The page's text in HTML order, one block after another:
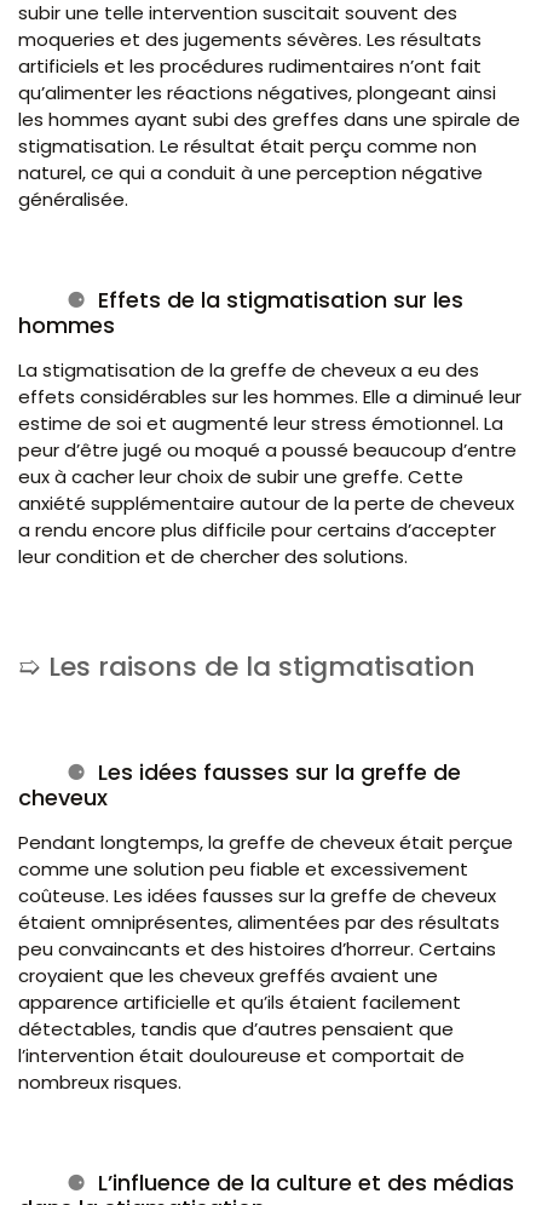
subir une telle intervention suscitait souvent des
moqueries et des jugements sévères. Les résultats
artificiels et les procédures rudimentaires n’ont fait
qu’alimenter les réactions négatives, plongeant ainsi
les hommes ayant subi des greffes dans une spirale de
stigmatisation. Le résultat était perçu comme non
naturel, ce qui a conduit à une perception négative
généralisée.
Effets de la stigmatisation sur les
hommes
La stigmatisation de la greffe de cheveux a eu des
effets considérables sur les hommes. Elle a diminué leur
estime de soi et augmenté leur stress émotionnel. La
peur d’être jugé ou moqué a poussé beaucoup d’entre
eux à cacher leur choix de subir une greffe. Cette
anxiété supplémentaire autour de la perte de cheveux
a rendu encore plus difficile pour certains d’accepter
leur condition et de chercher des solutions.
Les raisons de la stigmatisation
Les idées fausses sur la greffe de
cheveux
Pendant longtemps, la greffe de cheveux était perçue
comme une solution peu fiable et excessivement
coûteuse. Les idées fausses sur la greffe de cheveux
étaient omniprésentes, alimentées par des résultats
peu convaincants et des histoires d’horreur. Certains
croyaient que les cheveux greffés avaient une
apparence artificielle et qu’ils étaient facilement
détectables, tandis que d’autres pensaient que
l’intervention était douloureuse et comportait de
nombreux risques.
L’influence de la culture et des médias